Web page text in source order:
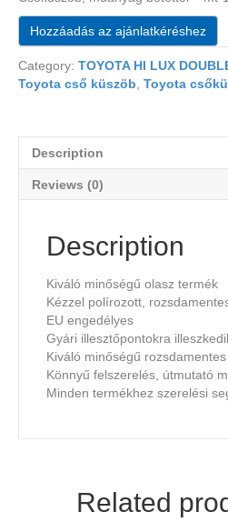
Hozzáadás az ajánlatkéréshez
Category: TOYOTA HI LUX
Toyota cső küszöb, Toyota
Description
Reviews (0)
Description
Kiváló minőségű olasz termék
Kézzel polírozott,
EU engedélyes
Gyári illesztőpontokra
Kiváló minőségű
Könnyű felszerelés, útmutató
Minden termékhez szerelési
Related